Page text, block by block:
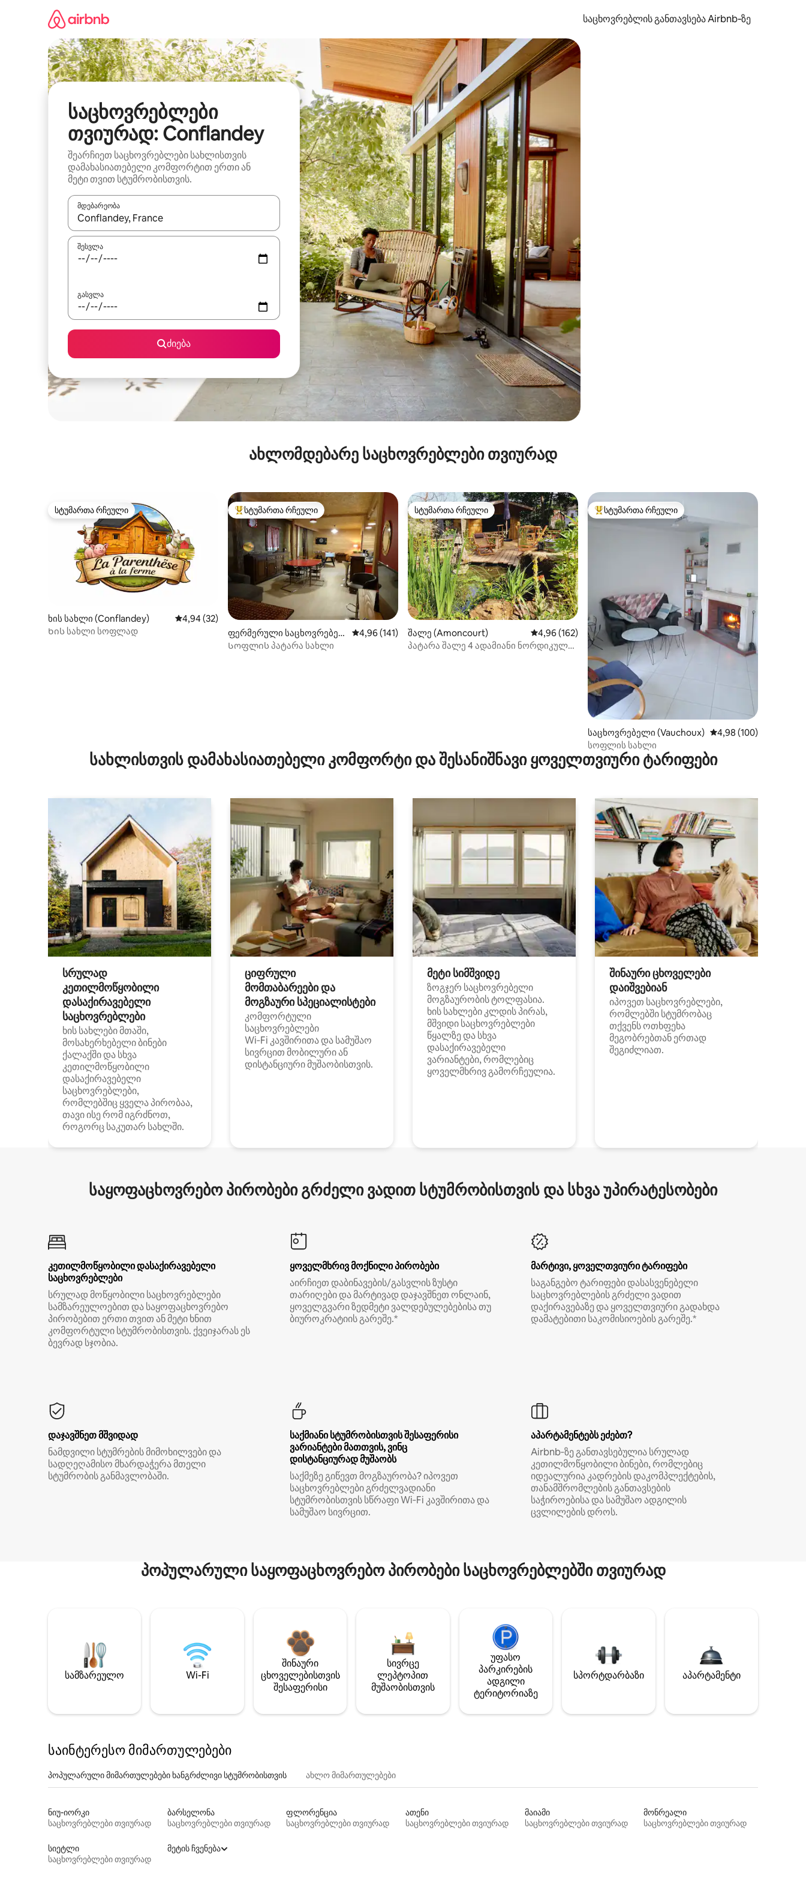
საცხოვრებლის განთავსება Airbnb‑ზე
საცხოვრებლები
თვიურად: Conflandey
შეარჩიეთ საცხოვრებლები სახლისთვის
დამახასიათებელი კომფორტით ერთი ან
მეტი თვით სტუმრობისთვის.
მდებარეობა
როცა შედეგები ხელმისაწვდომი გახდება, ნავიგაციისთვის გამოიყენეთ კლავიშები ზემოთ/ქვემოთ მიმართული ისრებით ან შეხებისა თუ თითის გასმის ჟესტები.
შესვლა
გასვლა
ძიება
ახლომდებარე საცხოვრებლები თვიურად
სტუმართა რჩეული
სტუმართა რჩეული
ხის სახლი (Conflandey) საშუალო შეფასებაა 5‑დან 4,94, 32 მიმოხილვა
4,94 (32)
Ხის სახლი სოფლად
სტუმართა რჩეული მოწინავე ვარიანტი
სტუმართა რჩეული
ფერმერული საცხოვრებე
ლი (Aboncourt-Gesincourt)
საშუალო შეფასებაა 5‑დან 4,96, 141 მიმოხილვა
4,96 (141)
Სოფლის პატარა სახლი
სტუმართა რჩეული
სტუმართა რჩეული
შალე (Amoncourt) საშუალო შეფასებაა 5‑დან 4,96, 162 მიმოხილვა
4,96 (162)
პატარა შალე 4 ადამიანი ნორდიკული
სტუმართა რჩეული მოწინავე ვარიანტი
სტუმართა რჩეული
საცხოვრებელი (Vauchoux) საშუალო შეფასებაა
4,98 (100)
სოფლის სახლი
სახლისთვის დამახასიათებელი კომფორტი და შესანიშნავი ყოველთვიური ტარიფები
სრულად
კეთილმოწყობილი
დასაქირავებელი
საცხოვრებლები
ხის სახლები მთაში,
მოსახერხებელი ბინები
ქალაქში და სხვა
კეთილმოწყობილი
დასაქირავებელი
საცხოვრებლები,
რომლებშიც ყველა პირობაა,
თავი ისე რომ იგრძნოთ,
როგორც საკუთარ სახლში.
ციფრული
მომთაბარეები და
მოგზაური სპეციალისტები
კომფორტული
საცხოვრებლები
Wi‑Fi კავშირითა და სამუშაო
სივრცით მობილური ან
დისტანციური მუშაობისთვის.
მეტი სიმშვიდე
ზოგჯერ საცხოვრებელი
მოგზაურობის ტოლფასია.
ხის სახლები კლდის პირას,
მშვიდი საცხოვრებლები
წყალზე და სხვა
დასაქირავებელი
ვარიანტები, რომლებიც
ყოველმხრივ გამორჩეულია.
შინაური ცხოველები
დაიშვებიან
იპოვეთ საცხოვრებლები,
რომლებში სტუმრობაც
თქვენს ოთხფეხა
მეგობრებთან ერთად
შეგიძლიათ.
საყოფაცხოვრებო პირობები გრძელი ვადით სტუმრობისთვის და სხვა უპირატესობები
კეთილმოწყობილი დასაქირავებელი
საცხოვრებლები
სრულად მოწყობილი საცხოვრებლები
სამზარეულოებით და საყოფაცხოვრებო
პირობებით ერთი თვით ან მეტი ხნით
კომფორტული სტუმრობისთვის. ქვეიჯარას ეს
ბევრად სჯობია.
ყოველმხრივ მოქნილი პირობები
აირჩიეთ დაბინავების/გასვლის ზუსტი
თარიღები და მარტივად დაჯავშნეთ ონლაინ,
ყოველგვარი ზედმეტი ვალდებულებებისა თუ
ბიუროკრატიის გარეშე.*
მარტივი, ყოველთვიური ტარიფები
საგანგებო ტარიფები დასასვენებელი
საცხოვრებლების გრძელი ვადით
დაქირავებაზე და ყოველთვიური გადახდა
დამატებითი საკომისიოების გარეშე.*
დაჯავშნეთ მშვიდად
ნამდვილი სტუმრების მიმოხილვები და
სადღეღამისო მხარდაჭერა მთელი
სტუმრობის განმავლობაში.
საქმიანი სტუმრობისთვის შესაფერისი
ვარიანტები მათთვის, ვინც
დისტანციურად მუშაობს
საქმეზე გიწევთ მოგზაურობა? იპოვეთ
საცხოვრებლები გრძელვადიანი
სტუმრობისთვის სწრაფი Wi‑Fi კავშირითა და
სამუშაო სივრცით.
აპარტამენტებს ეძებთ?
Airbnb‑ზე განთავსებულია სრულად
კეთილმოწყობილი ბინები, რომლებიც
იდეალურია კადრების დაკომპლექტების,
თანამშრომლების განთავსების
საჭიროებისა და სამუშაო ადგილის
ცვლილების დროს.
პოპულარული საყოფაცხოვრებო პირობები საცხოვრებლებში თვიურად
სამზარეულო Wi-Fi
შინაური
ცხოველებისთვის
შესაფერისი
სივრცე
ლეპტოპით
მუშაობისთვის
უფასო
პარკირების
ადგილი
ტერიტორიაზე
სპორტდარბაზი აპარტამენტი
საინტერესო მიმართულებები
პოპულარული მიმართულებები ხანგრძლივი სტუმრობისთვის ახლო მიმართულებები
ნიუ-იორკი
საცხოვრებლები თვიურად
ბარსელონა
საცხოვრებლები თვიურად
ფლორენცია
საცხოვრებლები თვიურად
ათენი
საცხოვრებლები თვიურად
მაიამი
საცხოვრებლები თვიურად
მონრეალი
საცხოვრებლები თვიურად
სიეტლი
საცხოვრებლები თვიურად
მეტის ჩვენება